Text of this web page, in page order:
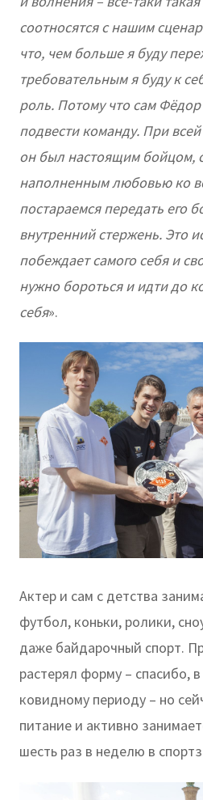
соотносятся с нашим
что, чем больше я буду
требовательным я буду к
роль. Потому что сам
подвести команду. При
он был настоящим бойцом,
наполненным любовью ко
постараемся передать его
внутренний стержень. Это
побеждает самого себя и
нужно бороться и идти до
себя».
Актер и сам с детства
футбол, коньки, ролики,
даже байдарочный спорт.
растерял форму – спасибо,
ковидному периоду – но
питание и активно
шесть раз в неделю в